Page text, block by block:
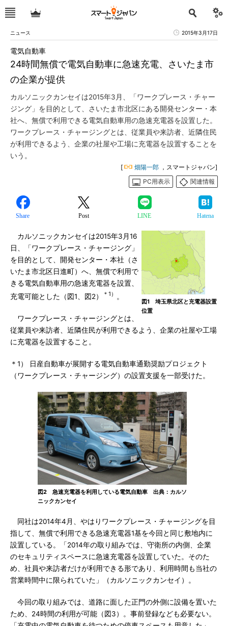
ニュース 2015年3月17日
24時間無償で電気自動車に急速充電、さいたま市
の企業が提供
電気自動車
カルソニックカンセイは2015年3月、「ワークプレース・チャー
ジング」を目的として、さいたま市北区にある開発センター・本
社へ、無償で利用できる電気自動車用の急速充電器を設置した。
ワークプレース・チャージングとは、従業員や来訪者、近隣住民
が利用できるよう、企業の社屋や工場に充電器を設置することを
いう。
[ 畑陽一郎 ，スマートジャパン]
PC用表示
関連情報
Share Post LINE Hatena
図1 埼玉県北区と充電器設置
位置
カルソニックカンセイは2015年3月16
日、「ワークプレース・チャージング」
を目的として、開発センター・本社（さ
いたま市北区日進町）へ、無償で利用で
きる電気自動車用の急速充電器を設置、
充電可能とした（図1、図2）
＊1） 。
ワークプレース・チャージングとは、
従業員や来訪者、近隣住民が利用できるよう、企業の社屋や工場
に充電器を設置すること。
＊1） 日産自動車が展開する電気自動車通勤奨励プロジェクト
（ワークプレース・チャージング）の設置支援を一部受けた。
図2 急速充電器を利用している電気自動車 出典：カルソ
ニックカンセイ
同社は2014年4月、やはりワークプレース・チャージングを目
指して、無償で利用できる急速充電器1基を今回と同じ敷地内に
設置している。「2014年の取り組みでは、守衛所の内側、企業
のセキュリティスペースに急速充電器を設置していた。そのた
め、社員や来訪者だけが利用できる形であり、利用時間も当社の
営業時間中に限られていた」（カルソニックカンセイ）。
今回の取り組みでは、道路に面した正門の外側に設備を置いた
ため、24時間の利用が可能（図3）。事前登録なども必要ない。